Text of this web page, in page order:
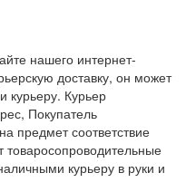
нашего интернет-
доставку, он может
курьеру. Курьер
Покупатель
предмет соответствие
курьеру в руки и